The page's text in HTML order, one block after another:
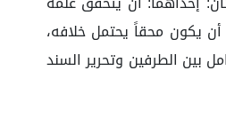
يكون محقاً يحتمل خلافه،
المدعى عليه متحقق بثبوت التعامل بين الطرفين وتحرير السند